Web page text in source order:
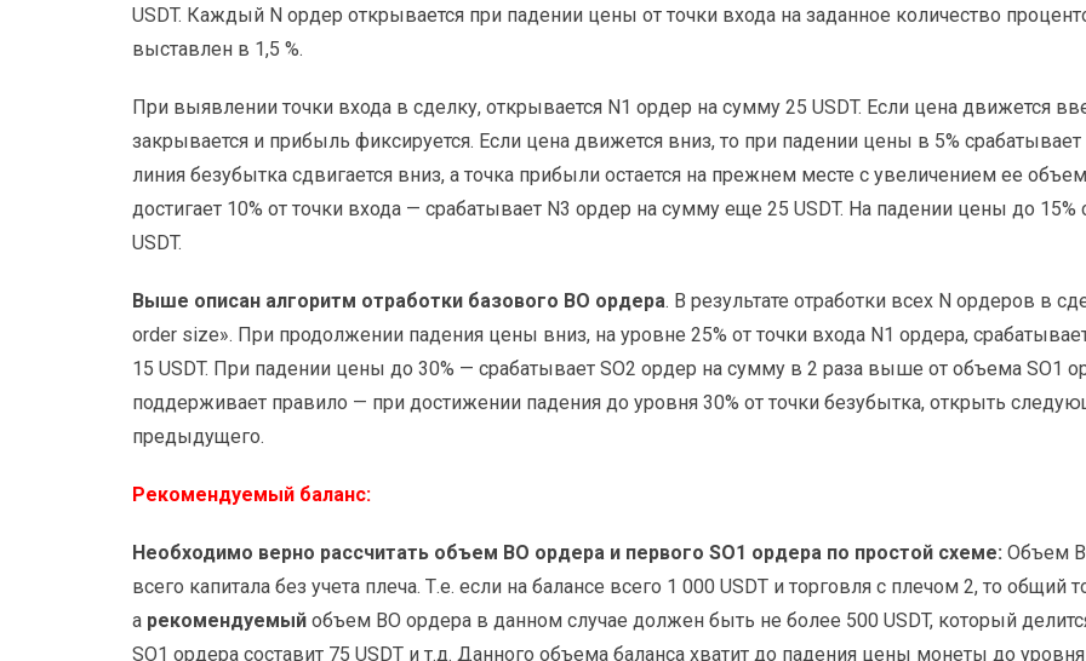
USDT. Каждый N ордер открывается при падении цены от точки входа на заданное количество
выставлен в 1,5 %.
При выявлении точки входа в сделку, открывается N1 ордер на сумму 25 USDT. Если цена движется
закрывается и прибыль фиксируется. Если цена движется вниз, то при падении цены в 5%
линия безубытка сдвигается вниз, а точка прибыли остается на прежнем месте с увеличением ее
достигает 10% от точки входа — срабатывает N3 ордер на сумму еще 25 USDT. На падении цены до
USDT.
Выше описан алгоритм отработки базового BO ордера. В результате отработки всех N ордеров в
order size». При продолжении падения цены вниз, на уровне 25% от точки входа N1 ордера,
15 USDT. При падении цены до 30% — срабатывает SO2 ордер на сумму в 2 раза выше от объема SO1
поддерживает правило — при достижении падения до уровня 30% от точки безубытка, открыть
предыдущего.
Рекомендуемый баланс:
Необходимо верно рассчитать объем BO ордера и первого SO1 ордера по простой схеме: Объем
всего капитала без учета плеча. Т.е. если на балансе всего 1 000 USDT и торговля с плечом 2, то общий
а рекомендуемый объем BO ордера в данном случае должен быть не более 500 USDT, который
SO1 ордера составит 75 USDT и т.д. Данного объема баланса хватит до падения цены монеты до